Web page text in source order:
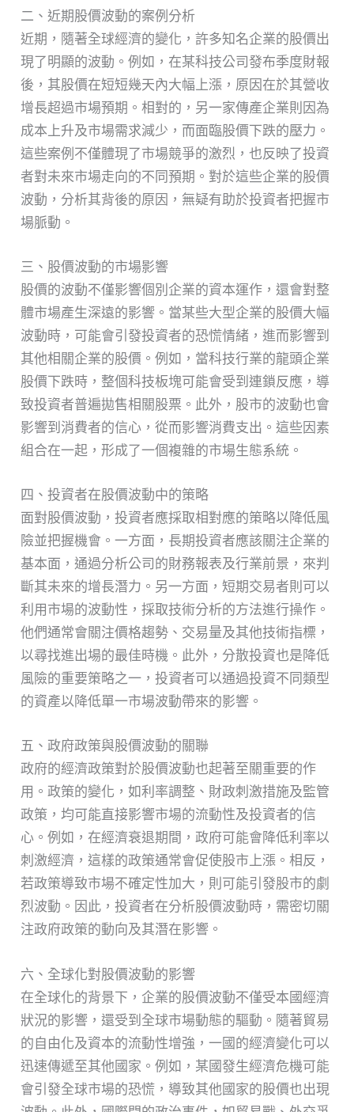
二、近期股價波動的案例分析
近期，隨著全球經濟的變化，許多知名企業的股價出
現了明顯的波動。例如，在某科技公司發布季度財報
後，其股價在短短幾天內大幅上漲，原因在於其營收
增長超過市場預期。相對的，另一家傳產企業則因為
成本上升及市場需求減少，而面臨股價下跌的壓力。
這些案例不僅體現了市場競爭的激烈，也反映了投資
者對未來市場走向的不同預期。對於這些企業的股價
波動，分析其背後的原因，無疑有助於投資者把握市
場脈動。
三、股價波動的市場影響
股價的波動不僅影響個別企業的資本運作，還會對整
體市場產生深遠的影響。當某些大型企業的股價大幅
波動時，可能會引發投資者的恐慌情緒，進而影響到
其他相關企業的股價。例如，當科技行業的龍頭企業
股價下跌時，整個科技板塊可能會受到連鎖反應，導
致投資者普遍拋售相關股票。此外，股市的波動也會
影響到消費者的信心，從而影響消費支出。這些因素
組合在一起，形成了一個複雜的市場生態系統。
四、投資者在股價波動中的策略
面對股價波動，投資者應採取相對應的策略以降低風
險並把握機會。一方面，長期投資者應該關注企業的
基本面，通過分析公司的財務報表及行業前景，來判
斷其未來的增長潛力。另一方面，短期交易者則可以
利用市場的波動性，採取技術分析的方法進行操作。
他們通常會關注價格趨勢、交易量及其他技術指標，
以尋找進出場的最佳時機。此外，分散投資也是降低
風險的重要策略之一，投資者可以通過投資不同類型
的資產以降低單一市場波動帶來的影響。
五、政府政策與股價波動的關聯
政府的經濟政策對於股價波動也起著至關重要的作
用。政策的變化，如利率調整、財政刺激措施及監管
政策，均可能直接影響市場的流動性及投資者的信
心。例如，在經濟衰退期間，政府可能會降低利率以
刺激經濟，這樣的政策通常會促使股市上漲。相反，
若政策導致市場不確定性加大，則可能引發股市的劇
烈波動。因此，投資者在分析股價波動時，需密切關
注政府政策的動向及其潛在影響。
六、全球化對股價波動的影響
在全球化的背景下，企業的股價波動不僅受本國經濟
狀況的影響，還受到全球市場動態的驅動。隨著貿易
的自由化及資本的流動性增強，一國的經濟變化可以
迅速傳遞至其他國家。例如，某國發生經濟危機可能
會引發全球市場的恐慌，導致其他國家的股價也出現